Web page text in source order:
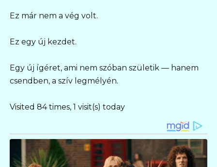
Ez már nem a vég volt.
Ez egy új kezdet.
Egy új ígéret, ami nem szóban születik — hanem
csendben, a szív legmélyén.
Visited 84 times, 1 visit(s) today